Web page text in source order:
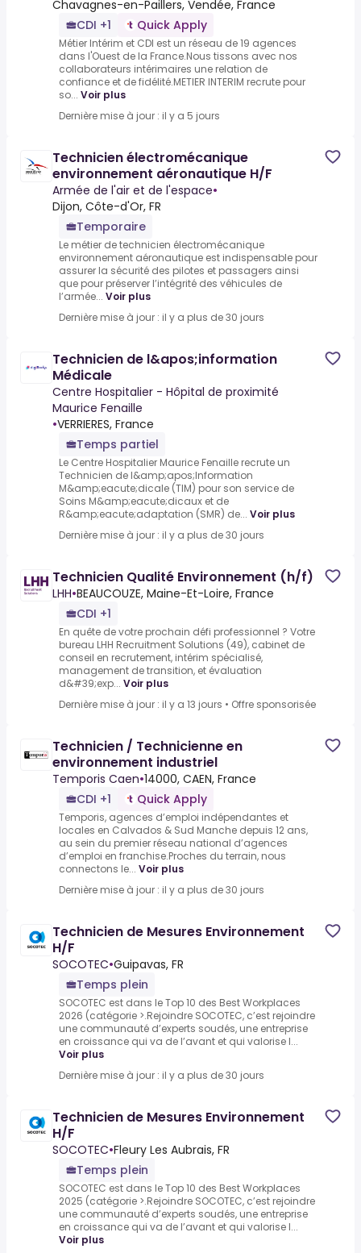
Chavagnes-en-Paillers, Vendée, France
CDI +1
Quick Apply
Métier Intérim et CDI est un réseau de 19 agences
dans l'Ouest de la France.Nous tissons avec nos
collaborateurs intérimaires une relation de
confiance et de fidélité.METIER INTERIM recrute pour
so... Voir plus
Dernière mise à jour : il y a 5 jours
Technicien électromécanique
environnement aéronautique H/F
Armée de l'air et de l'espace•
Dijon, Côte-d'Or, FR
Temporaire
Le métier de technicien électromécanique
environnement aéronautique est indispensable pour
assurer la sécurité des pilotes et passagers ainsi
que pour préserver l’intégrité des véhicules de
l’armée... Voir plus
Dernière mise à jour : il y a plus de 30 jours
Technicien de l&apos;information
Médicale
Centre Hospitalier - Hôpital de proximité
Maurice Fenaille
•VERRIERES, France
Temps partiel
Le Centre Hospitalier Maurice Fenaille recrute un
Technicien de l&amp;apos;Information
M&amp;eacute;dicale (TIM) pour son service de
Soins M&amp;eacute;dicaux et de
R&amp;eacute;adaptation (SMR) de... Voir plus
Dernière mise à jour : il y a plus de 30 jours
Technicien Qualité Environnement (h/f)
LHH•BEAUCOUZE, Maine-Et-Loire, France
CDI +1
En quête de votre prochain défi professionnel ? Votre
bureau LHH Recruitment Solutions (49), cabinet de
conseil en recrutement, intérim spécialisé,
management de transition, et évaluation
d&#39;exp... Voir plus
Dernière mise à jour : il y a 13 jours • Offre sponsorisée
Technicien / Technicienne en
environnement industriel
Temporis Caen•14000, CAEN, France
CDI +1
Quick Apply
Temporis, agences d’emploi indépendantes et
locales en Calvados & Sud Manche depuis 12 ans,
au sein du premier réseau national d’agences
d’emploi en franchise.Proches du terrain, nous
connectons le... Voir plus
Dernière mise à jour : il y a plus de 30 jours
Technicien de Mesures Environnement
H/F
SOCOTEC•Guipavas, FR
Temps plein
SOCOTEC est dans le Top 10 des Best Workplaces
2026 (catégorie >.Rejoindre SOCOTEC, c’est rejoindre
une communauté d’experts soudés, une entreprise
en croissance qui va de l’avant et qui valorise l...
Voir plus
Dernière mise à jour : il y a plus de 30 jours
Technicien de Mesures Environnement
H/F
SOCOTEC•Fleury Les Aubrais, FR
Temps plein
SOCOTEC est dans le Top 10 des Best Workplaces
2025 (catégorie >.Rejoindre SOCOTEC, c’est rejoindre
une communauté d’experts soudés, une entreprise
en croissance qui va de l’avant et qui valorise l...
Voir plus